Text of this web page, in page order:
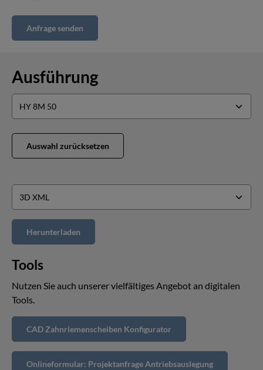
Anfrage senden
Ausführung
Auswahl zurücksetzen
Tools
Nutzen Sie auch unserer vielfältiges Angebot an digitalen
Tools.
CAD Zahnriemenscheiben Konfigurator
Onlineformular: Projektanfrage Antriebsauslegung